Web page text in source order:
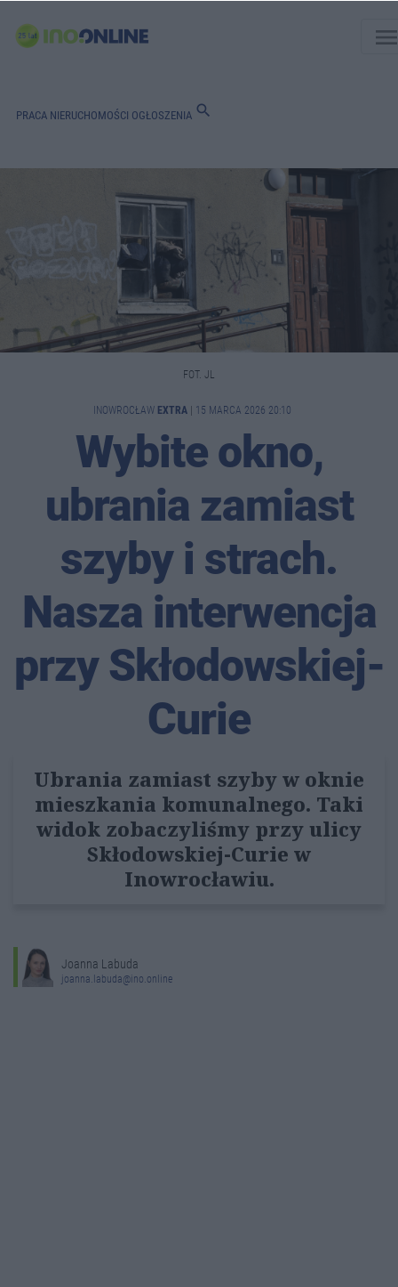
PRACA NIERUCHOMOŚCI OGŁOSZENIA search
FOT. JL
INOWROCŁAW EXTRA 15 MARCA 2026 20:10
Wybite okno,
ubrania zamiast
szyby i strach.
Nasza interwencja
przy Skłodowskiej-
Curie
Ubrania zamiast szyby w oknie
mieszkania komunalnego. Taki
widok zobaczyliśmy przy ulicy
Skłodowskiej-Curie w
Inowrocławiu.
Joanna Labuda
joanna.labuda@ino.online